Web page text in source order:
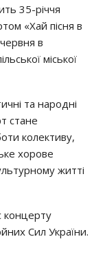
35-річчя
«Хай пісня в
в
міської
та народні
стане
колективу,
хорове
житті
концерту
Сил України.